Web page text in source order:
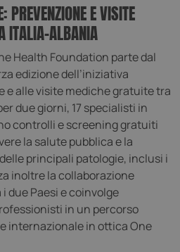
PREVENZIONE E VISITE
ITALIA-ALBANIA
Health Foundation parte dal
edizione dell’iniziativa
e alle visite mediche gratuite tra
due giorni, 17 specialisti in
controlli e screening gratuiti
la salute pubblica e la
principali patologie, inclusi i
inoltre la collaborazione
due Paesi e coinvolge
in un percorso
internazionale in ottica One